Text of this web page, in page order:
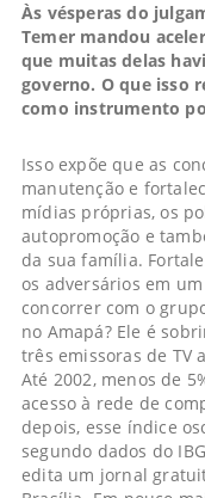
Às vésperas do
Temer mandou
que muitas delas
governo. O que isso
como instrumento
Isso expõe que as
manutenção e
mídias próprias, os
autopromoção e
da sua família.
os adversários em
concorrer com o
no Amapá? Ele é
três emissoras de TV
Até 2002, menos de
acesso à rede de
depois, esse índice
segundo dados do
edita um jornal